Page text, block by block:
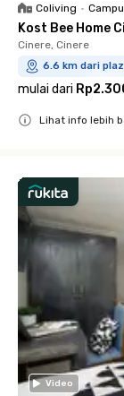
Coliving •
Kost Bee Home
Cinere, Cinere
6.6 km dari
mulai dari
Lihat info lebih
Video